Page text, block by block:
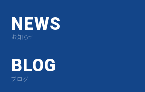
NEWS
お知らせ
BLOG
ブログ